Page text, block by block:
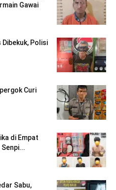
Gawai
Dibekuk, Polisi
Curi
di Empat
Sabu,